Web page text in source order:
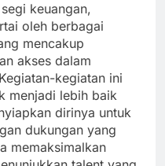
keuangan,
oleh berbagai
mencakup
akses dalam
kegiatan ini
menjadi lebih baik
dirinya untuk
dukungan yang
memaksimalkan